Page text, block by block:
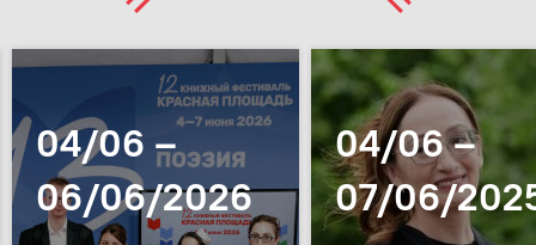
04/06 –
06/06/2026
04/06 –
07/06/